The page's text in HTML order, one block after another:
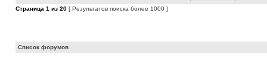
Страница 1 из 20 [ Результатов поиска более 1000 ]
Список форумов